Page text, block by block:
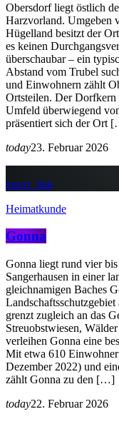
Obersdorf liegt östlich
Harzvorland. Umgeben
Hügelland besitzt der
es keinen
überschaubar – ein
Abstand vom Trubel
und Einwohnern zählt
Ortsteilen. Der Dorfkern
Umfeld überwiegend
präsentiert sich der Ort
today23. Februar 2026
insert_link
Heimatkunde
Gonna
Gonna liegt rund vier
Sangerhausen in einer
gleichnamigen Baches
grenzt zugleich an das
Streuobstwiesen,
verleihen Gonna eine
Mit etwa 610
Dezember 2022) und
zählt Gonna zu den […]
today22. Februar 2026